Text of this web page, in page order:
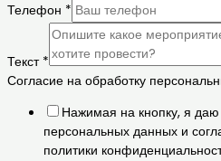
Телефон *
Текст *
Согласие на обработку
Нажимая на кнопку, я даю
персональных данных и
политики